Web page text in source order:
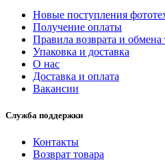
Новые поступления
Получение оплаты
Правила возврата и обмена
Упаковка и доставка
О нас
Доставка и оплата
Вакансии
Служба поддержки
Контакты
Возврат товара